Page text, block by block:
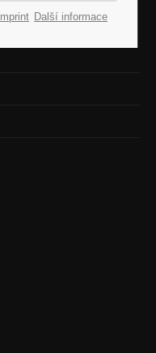
Imprint Další informace